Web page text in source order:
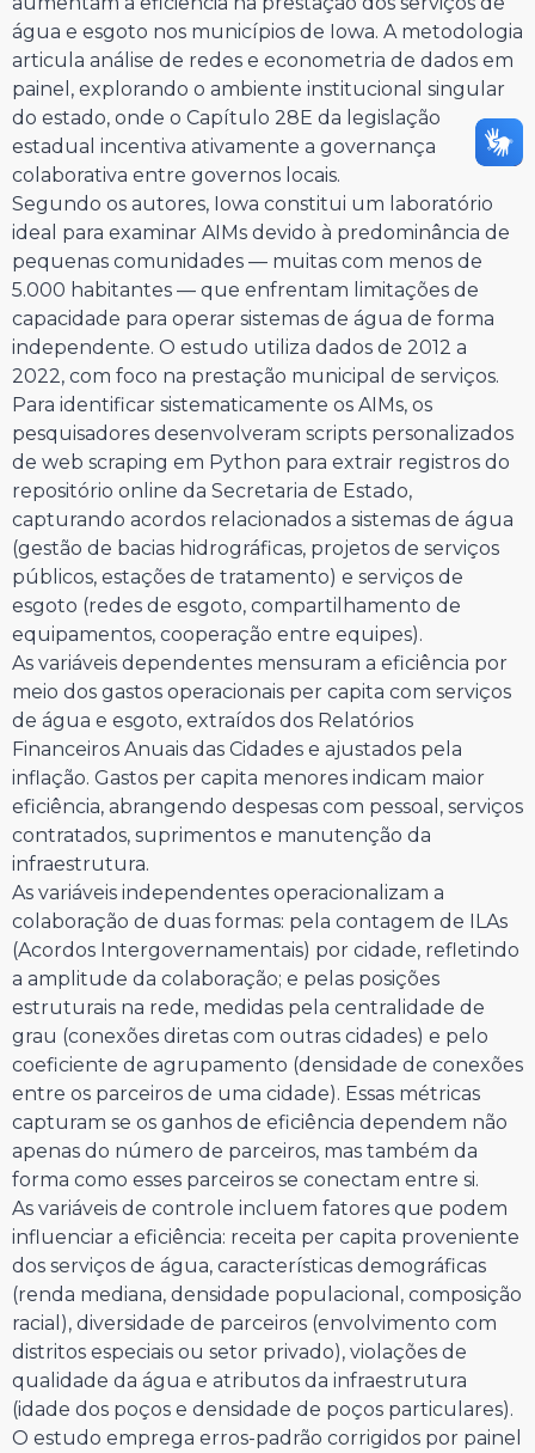
água e esgoto nos municípios de Iowa. A metodologia
articula análise de redes e econometria de dados em
painel, explorando o ambiente institucional singular
do estado, onde o Capítulo 28E da legislação
estadual incentiva ativamente a governança
colaborativa entre governos locais.
Segundo os autores, Iowa constitui um laboratório
ideal para examinar AIMs devido à predominância de
pequenas comunidades — muitas com menos de
5.000 habitantes — que enfrentam limitações de
capacidade para operar sistemas de água de forma
independente. O estudo utiliza dados de 2012 a
2022, com foco na prestação municipal de serviços.
Para identificar sistematicamente os AIMs, os
pesquisadores desenvolveram scripts personalizados
de web scraping em Python para extrair registros do
repositório online da Secretaria de Estado,
capturando acordos relacionados a sistemas de água
(gestão de bacias hidrográficas, projetos de serviços
públicos, estações de tratamento) e serviços de
esgoto (redes de esgoto, compartilhamento de
equipamentos, cooperação entre equipes).
As variáveis dependentes mensuram a eficiência por
meio dos gastos operacionais per capita com serviços
de água e esgoto, extraídos dos Relatórios
Financeiros Anuais das Cidades e ajustados pela
inflação. Gastos per capita menores indicam maior
eficiência, abrangendo despesas com pessoal, serviços
contratados, suprimentos e manutenção da
infraestrutura.
As variáveis independentes operacionalizam a
colaboração de duas formas: pela contagem de ILAs
(Acordos Intergovernamentais) por cidade, refletindo
a amplitude da colaboração; e pelas posições
estruturais na rede, medidas pela centralidade de
grau (conexões diretas com outras cidades) e pelo
coeficiente de agrupamento (densidade de conexões
entre os parceiros de uma cidade). Essas métricas
capturam se os ganhos de eficiência dependem não
apenas do número de parceiros, mas também da
forma como esses parceiros se conectam entre si.
As variáveis de controle incluem fatores que podem
influenciar a eficiência: receita per capita proveniente
dos serviços de água, características demográficas
(renda mediana, densidade populacional, composição
racial), diversidade de parceiros (envolvimento com
distritos especiais ou setor privado), violações de
qualidade da água e atributos da infraestrutura
(idade dos poços e densidade de poços particulares).
O estudo emprega erros-padrão corrigidos por painel